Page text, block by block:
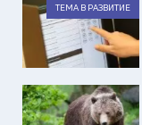
ТЕМА В РАЗВИТИЕ